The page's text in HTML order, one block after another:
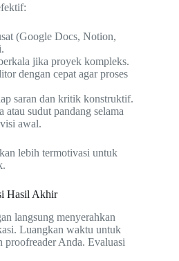
(Google Docs, Notion,
jika proyek kompleks.
dengan cepat agar proses
saran dan kritik konstruktif.
atau sudut pandang selama
awal.
lebih termotivasi untuk
Hasil Akhir
langsung menyerahkan
Luangkan waktu untuk
proofreader Anda. Evaluasi